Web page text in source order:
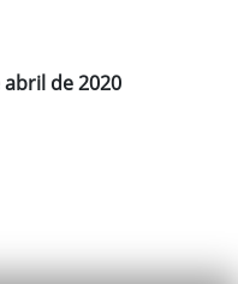
de 2020